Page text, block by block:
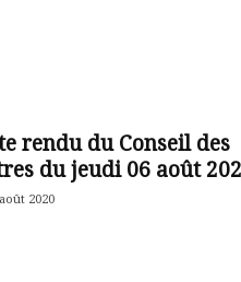
rendu du Conseil des
du jeudi 06 août
2020